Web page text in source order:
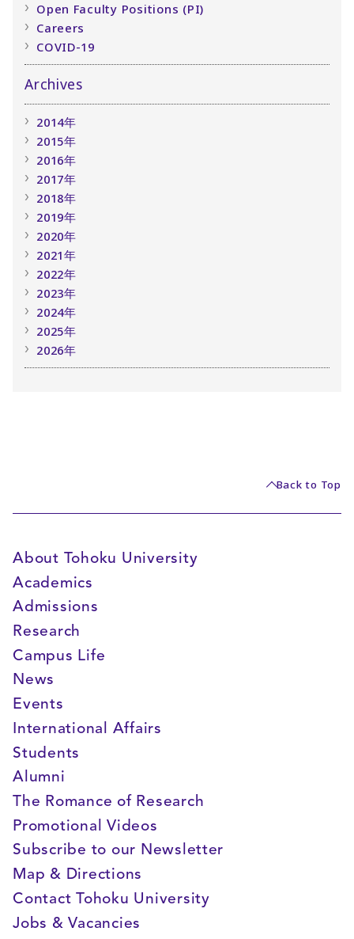
Open Faculty Positions (PI)
Careers
COVID-19
Archives
2014年
2015年
2016年
2017年
2018年
2019年
2020年
2021年
2022年
2023年
2024年
2025年
2026年
Back to Top
About Tohoku University
Academics
Admissions
Research
Campus Life
News
Events
International Affairs
Students
Alumni
The Romance of Research
Promotional Videos
Subscribe to our Newsletter
Map & Directions
Contact Tohoku University
Jobs & Vacancies